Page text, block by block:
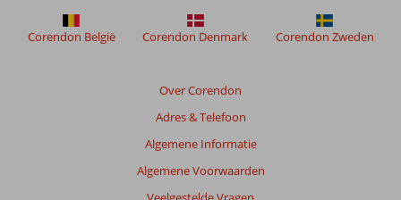
Over Corendon
Adres & Telefoon
Algemene Informatie
Algemene Voorwaarden
Corendon België Corendon Denmark Corendon Zweden